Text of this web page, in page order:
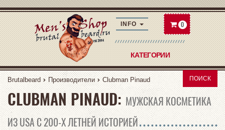
INFO
КАТЕГОРИИ
0
ПОИСК
Brutalbeard Производители Clubman Pinaud
CLUBMAN PINAUD:МУЖСКАЯ КОСМЕТИКА
ИЗ USA С 200-Х ЛЕТНЕЙ ИСТОРИЕЙ